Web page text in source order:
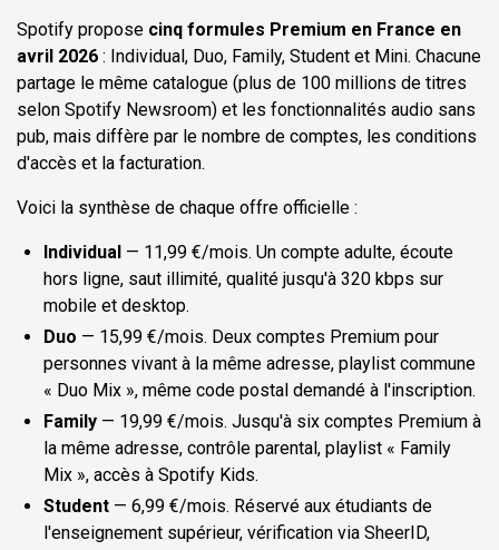
Spotify propose cinq formules Premium en France en
avril 2026 : Individual, Duo, Family, Student et Mini. Chacune
partage le même catalogue (plus de 100 millions de titres
selon Spotify Newsroom) et les fonctionnalités audio sans
pub, mais diffère par le nombre de comptes, les conditions
d'accès et la facturation.
Voici la synthèse de chaque offre officielle :
Individual — 11,99 €/mois. Un compte adulte, écoute
hors ligne, saut illimité, qualité jusqu'à 320 kbps sur
mobile et desktop.
Duo — 15,99 €/mois. Deux comptes Premium pour
personnes vivant à la même adresse, playlist commune
« Duo Mix », même code postal demandé à l'inscription.
Family — 19,99 €/mois. Jusqu'à six comptes Premium à
la même adresse, contrôle parental, playlist « Family
Mix », accès à Spotify Kids.
Student — 6,99 €/mois. Réservé aux étudiants de
l'enseignement supérieur, vérification via SheerID,